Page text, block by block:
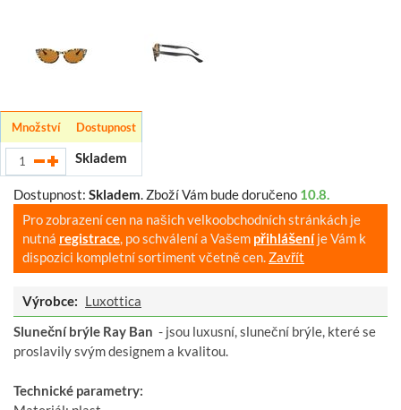
Množství Dostupnost
Skladem
Dostupnost: Skladem. Zboží Vám bude doručeno 10.8.
Pro zobrazení cen na našich velkoobchodních stránkách je
nutná registrace, po schválení a Vašem přihlášeníje Vám k
dispozici kompletní sortiment včetně cen. Zavřít
Výrobce: Luxottica
Sluneční brýle Ray Ban - jsou luxusní, sluneční brýle, které se
proslavily svým designem a kvalitou.
Technické parametry: